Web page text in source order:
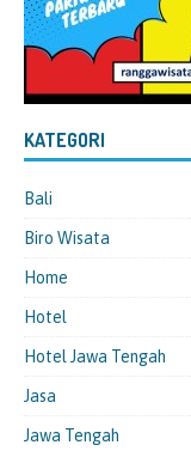
KATEGORI
Bali
Biro Wisata
Home
Hotel
Hotel Jawa Tengah
Jasa
Jawa Tengah